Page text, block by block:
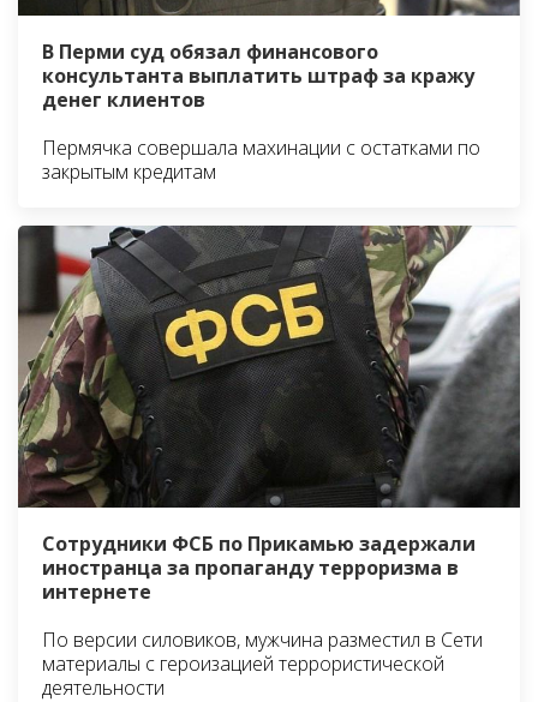
В Перми суд обязал финансового
консультанта выплатить штраф за кражу
денег клиентов
Пермячка совершала махинации с остатками по
закрытым кредитам
Сотрудники ФСБ по Прикамью задержали
иностранца за пропаганду терроризма в
интернете
По версии силовиков, мужчина разместил в Сети
материалы с героизацией террористической
деятельности